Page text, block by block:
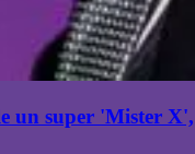
un super 'Mister X',